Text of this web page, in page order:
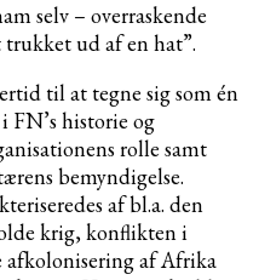
selv – overraskende
trukket ud af en hat”.
til at tegne sig som én
FN’s historie og
rolle samt
bemyndigelse.
af bl.a. den
krig, konflikten i
afkolonisering af Afrika